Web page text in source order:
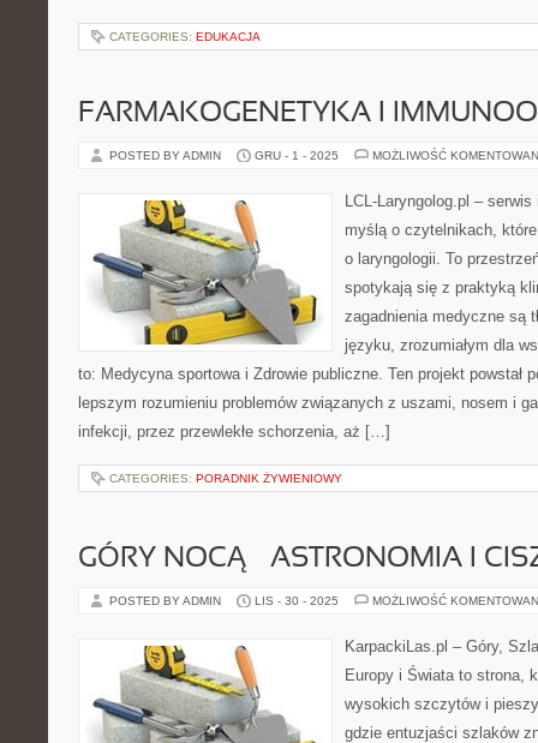
CATEGORIES: EDUKACJA
FARMAKOGENETYKA I
POSTED BY ADMIN GRU - 1 - 2025 MOŻLIWOŚĆ
LCL-Laryngolog.pl –
myślą o czytelnikach,
o laryngologii. To
spotykają się z praktyką
zagadnienia medyczne są
języku, zrozumiałym dla
to: Medycyna sportowa i Zdrowie publiczne. Ten projekt powstał
lepszym rozumieniu problemów związanych z uszami, nosem i
infekcji, przez przewlekłe schorzenia, aż […]
CATEGORIES: PORADNIK ŻYWIENIOWY
GÓRY NOCĄ – ASTRONOMIA I
POSTED BY ADMIN LIS - 30 - 2025 MOŻLIWOŚĆ
KarpackiLas.pl – Góry,
Europy i Świata to strona,
wysokich szczytów i
gdzie entuzjaści szlaków